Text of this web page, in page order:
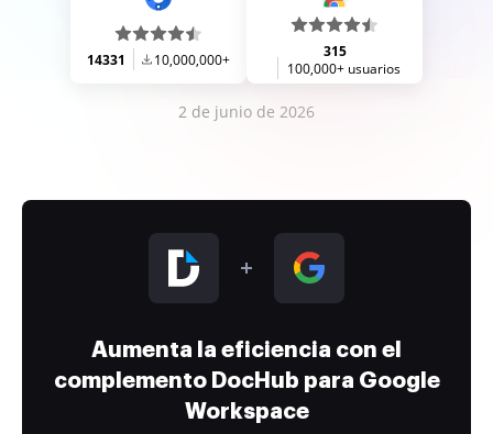
14331 10,000,000+
315
100,000+ usuarios
2 de junio de 2026
Aumenta la eficiencia con el
complemento DocHub para Google
Workspace